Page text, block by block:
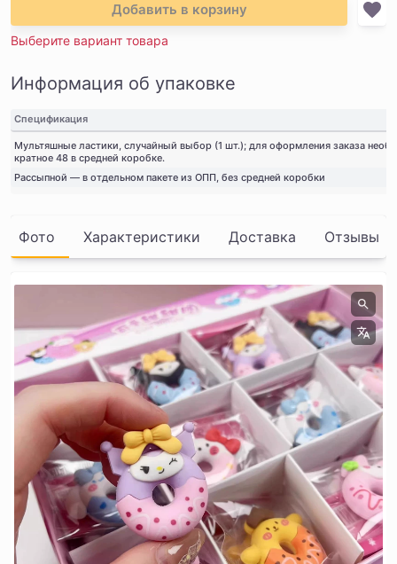
Добавить в корзину
Выберите вариант товара
Информация об упаковке
Спецификация
Мультяшные ластики, случайный выбор (1 шт.); для оформления заказа
кратное 48 в средней коробке.
Рассыпной — в отдельном пакете из ОПП, без средней коробки
Фото Характеристики Доставка Отзывы